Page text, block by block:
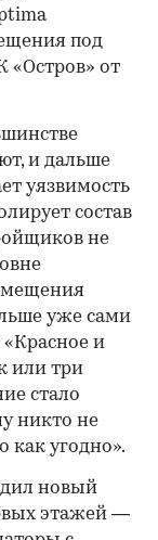
под
«Остров» от
и дальше
уязвимость
состав
не
уже сами
и
или три
стало
никто не
как угодно».
новый
этажей —